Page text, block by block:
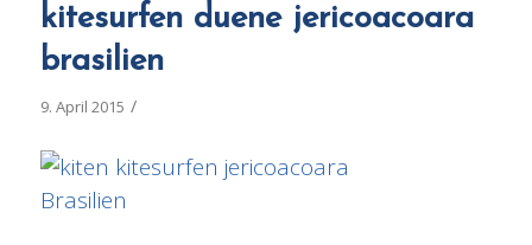
kitesurfen duene jericoacoara
brasilien
9. April 2015 /